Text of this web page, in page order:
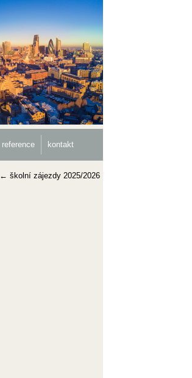
reference kontakt
← školní zájezdy 2025/2026